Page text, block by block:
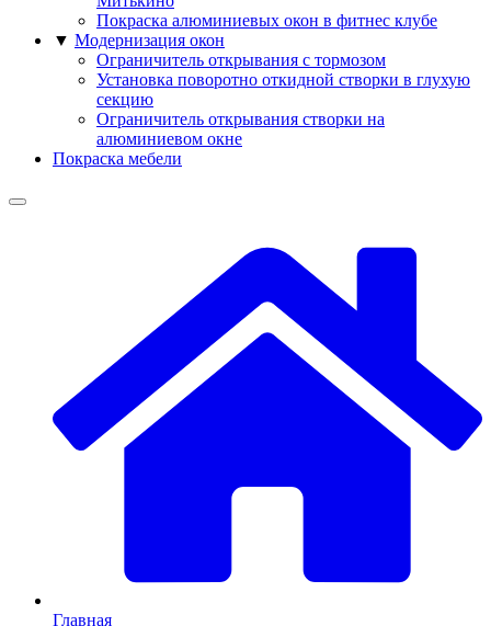
Покраска алюминиевых окон в фитнес клубе
▼ Модернизация окон
Ограничитель открывания с тормозом
Установка поворотно откидной створки в глухую
секцию
Ограничитель открывания створки на
алюминиевом окне
Покраска мебели
Главная